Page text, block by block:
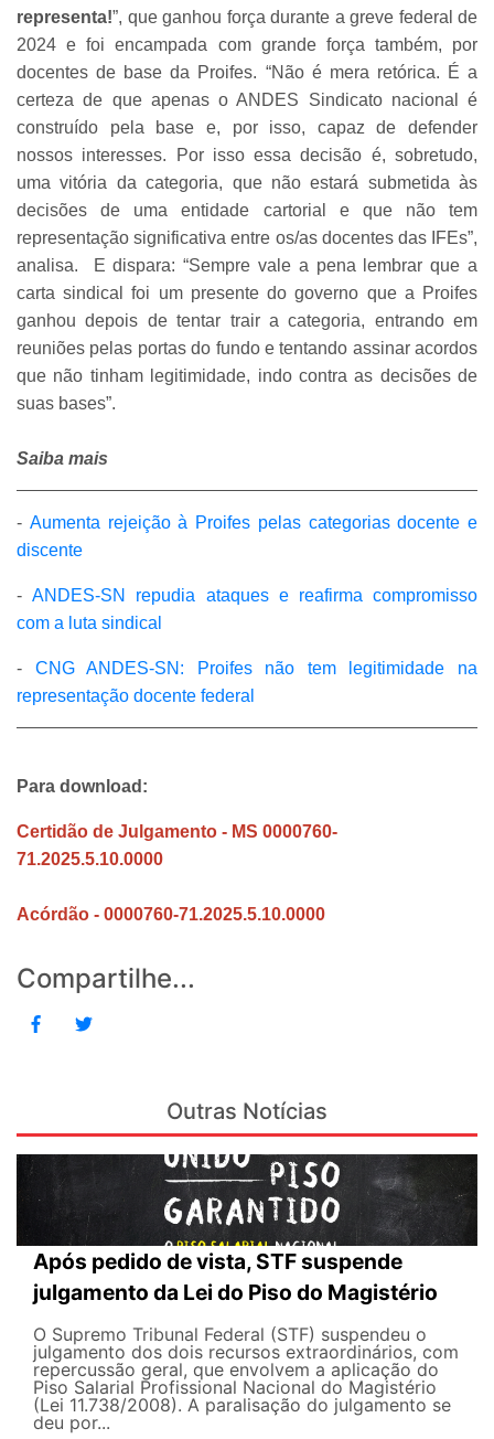
representa!”, que ganhou força durante a greve federal de
2024 e foi encampada com grande força também, por
docentes de base da Proifes. “Não é mera retórica. É a
certeza de que apenas o ANDES Sindicato nacional é
construído pela base e, por isso, capaz de defender
nossos interesses. Por isso essa decisão é, sobretudo,
uma vitória da categoria, que não estará submetida às
decisões de uma entidade cartorial e que não tem
representação significativa entre os/as docentes das IFEs”,
analisa. E dispara: “Sempre vale a pena lembrar que a
carta sindical foi um presente do governo que a Proifes
ganhou depois de tentar trair a categoria, entrando em
reuniões pelas portas do fundo e tentando assinar acordos
que não tinham legitimidade, indo contra as decisões de
suas bases”.
Saiba mais
- Aumenta rejeição à Proifes pelas categorias docente e
discente
-ANDES-SN repudia ataques e reafirma compromisso
com a luta sindical
- CNG ANDES-SN: Proifes não tem legitimidade na
representação docente federal
Para download:
Certidão de Julgamento - MS 0000760-
71.2025.5.10.0000
Acórdão - 0000760-71.2025.5.10.0000
Compartilhe...
Outras Notícias
Após pedido de vista, STF suspende
julgamento da Lei do Piso do Magistério
O Supremo Tribunal Federal (STF) suspendeu o
julgamento dos dois recursos extraordinários, com
repercussão geral, que envolvem a aplicação do
Piso Salarial Profissional Nacional do Magistério
(Lei 11.738/2008). A paralisação do julgamento se
deu por...